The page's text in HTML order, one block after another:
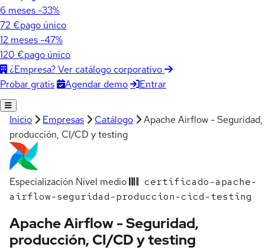
6 meses -33%
72 €pago único
12 meses -47%
120 €pago único
¿Empresa? Ver catálogo corporativo
Probar gratis
Agendar demo Entrar
Inicio Empresas Catálogo
Apache Airflow - Seguridad,
producción, CI/CD y testing
Especialización Nivel medio
certificado-apache-
airflow-seguridad-produccion-cicd-testing
Apache Airflow - Seguridad,
producción, CI/CD y testing